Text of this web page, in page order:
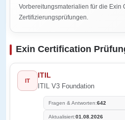
Vorbereitungsmaterialien für die Exin
Zertifizierungsprüfungen.
Exin Certification
IT
ITIL
ITIL V3 Foundation
Fragen & Antworten:642
Aktualisiert:01.08.2026